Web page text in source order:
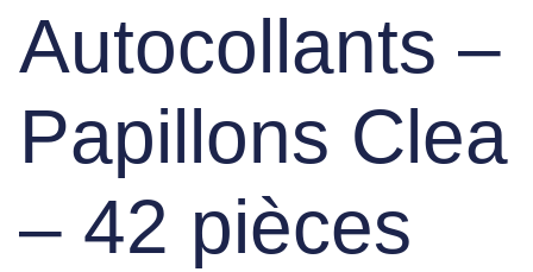
Autocollants –
Papillons Clea
– 42 pièces